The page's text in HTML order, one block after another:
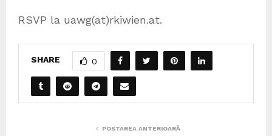
RSVP la uawg(at)rkiwien.at.
SHARE 0
POSTAREA ANTERIOARĂ